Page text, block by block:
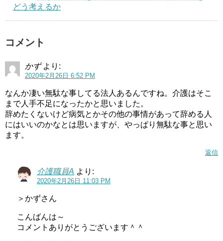
どう考えるか
コメント
かず より:
2020年2月26日 6:52 PM
なんか凄い無駄な事してる法人あるんですね。介護はそこ
まで人手不足になったかと思いました。
辞めたくないけど病気とかその他の事情があって辞める人
にはいいのかなとは思いますが、やっぱり無駄な事と思い
ます。
返信
介護職員A より:
2020年2月26日 11:03 PM
＞かずさん
こんばんは～
コメントありがとうございます＾＾